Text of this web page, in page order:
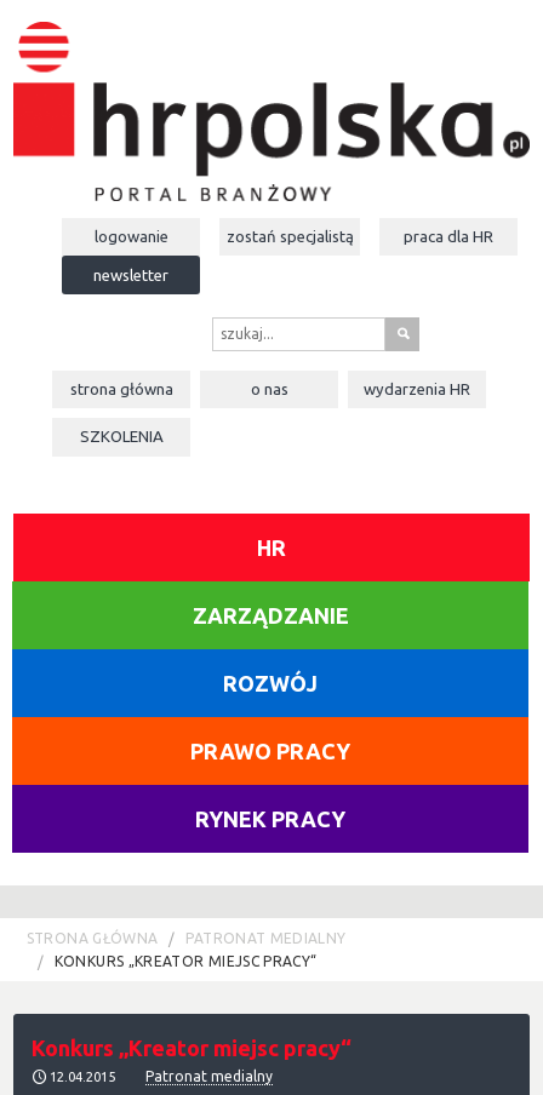
logowanie zostań specjalistą praca dla HR
newsletter
s
strona główna o nas wydarzeniaHR
SZKOLENIA
HR
ZARZĄDZANIE
ROZWÓJ
PRAWO PRACY
RYNEK PRACY
STRONA GŁÓWNA
PATRONAT MEDIALNY
KONKURS „KREATOR MIEJSC PRACY“
Konkurs „Kreator miejsc pracy“
12.04.2015 Patronat medialny